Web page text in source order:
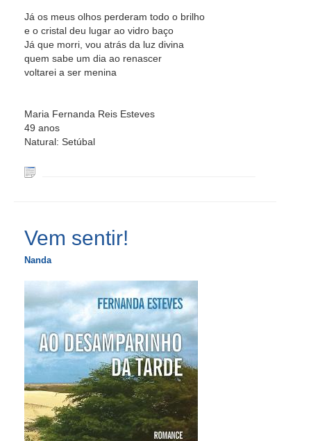
Já os meus olhos perderam todo o brilho
e o cristal deu lugar ao vidro baço
Já que morri, vou atrás da luz divina
quem sabe um dia ao renascer
voltarei a ser menina
Maria Fernanda Reis Esteves
49 anos
Natural: Setúbal
Vem sentir!
Nanda